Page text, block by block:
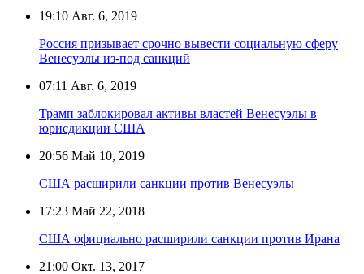
19:10 Авг. 6, 2019
Россия призывает срочно вывести социальную сферу
Венесуэлы из-под санкций
07:11 Авг. 6, 2019
Трамп заблокировал активы властей Венесуэлы в
юрисдикции США
20:56 Май 10, 2019
США расширили санкции против Венесуэлы
17:23 Май 22, 2018
США официально расширили санкции против Ирана
21:00 Окт. 13, 2017